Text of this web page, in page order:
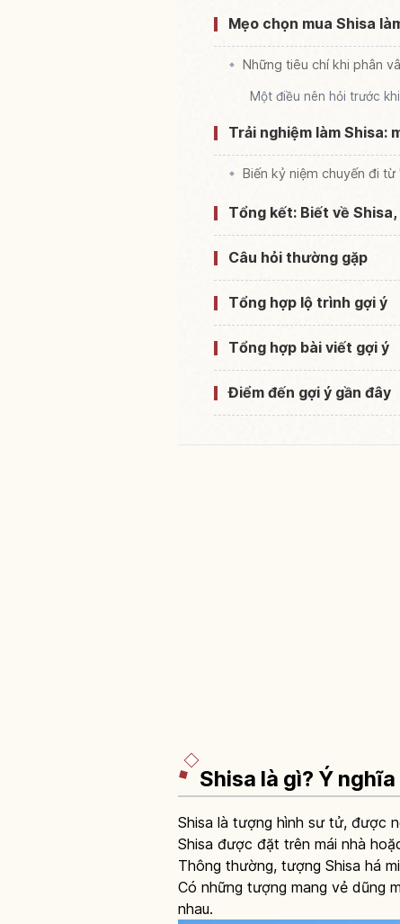
Mẹo chọn mua Shisa
Những tiêu chí khi phân
Một điều nên hỏi trước
Trải nghiệm làm Shisa:
Biến kỷ niệm chuyến đi
Tổng kết: Biết về
Câu hỏi thường gặp
Tổng hợp lộ trình gợi ý
Tổng hợp bài viết gợi ý
Điểm đến gợi ý gần đây
Shisa là gì? Ý
Shisa là tượng hình sư tử, được
Shisa được đặt trên mái nhà
Thông thường, tượng Shisa há
Có những tượng mang vẻ dũng
nhau.